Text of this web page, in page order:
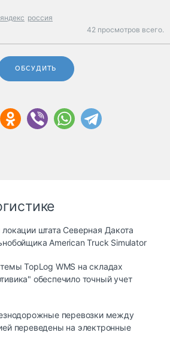
яндекс россия
42 просмотров всего.
ОБСУДИТЬ
штата Северная Дакота
American Truck Simulator
TopLog WMS на складах
обеспечило точный учет
перевозки между
переведены на электронные